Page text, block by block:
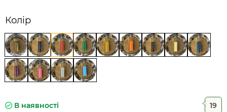
Колір
В наявності 19